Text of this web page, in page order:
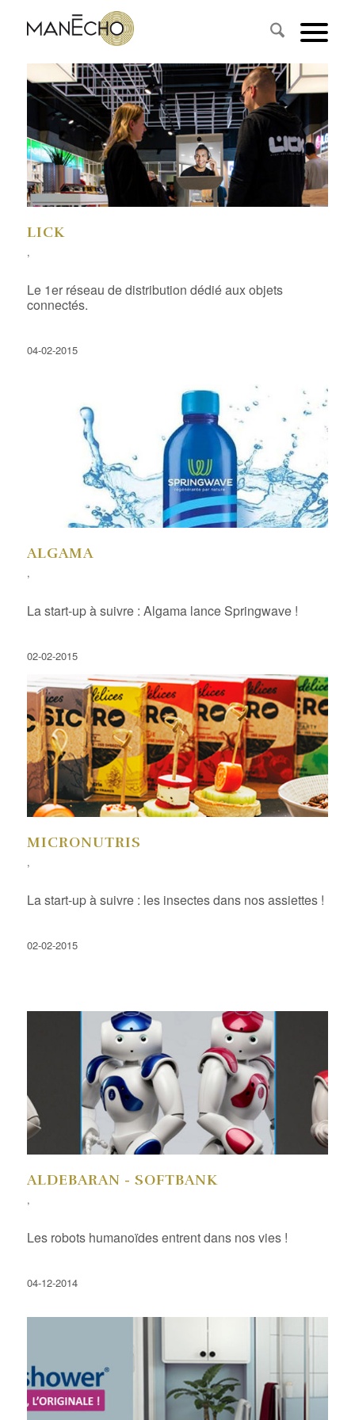
LICK
,
Le 1er réseau de distribution dédié aux objets
connectés.
04-02-2015
ALGAMA
,
La start-up à suivre : Algama lance Springwave !
02-02-2015
MICRONUTRIS
,
La start-up à suivre : les insectes dans nos assiettes !
02-02-2015
ALDEBARAN - SOFTBANK
,
Les robots humanoïdes entrent dans nos vies !
04-12-2014